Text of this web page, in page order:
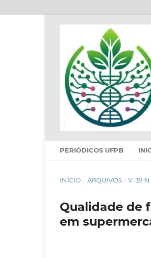
PERIÓDICOS UFPB
INÍCIO / ARQUIVOS / V. 39
Qualidade de
em